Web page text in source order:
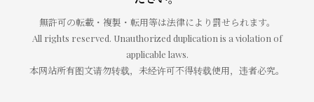
無許可の転載・複製・転用等は法律により罰せられます。
All rights reserved. Unauthorized duplication is a violation of
applicable laws.
本网站所有图文请勿转载，未经许可不得转载使用，违者必究。